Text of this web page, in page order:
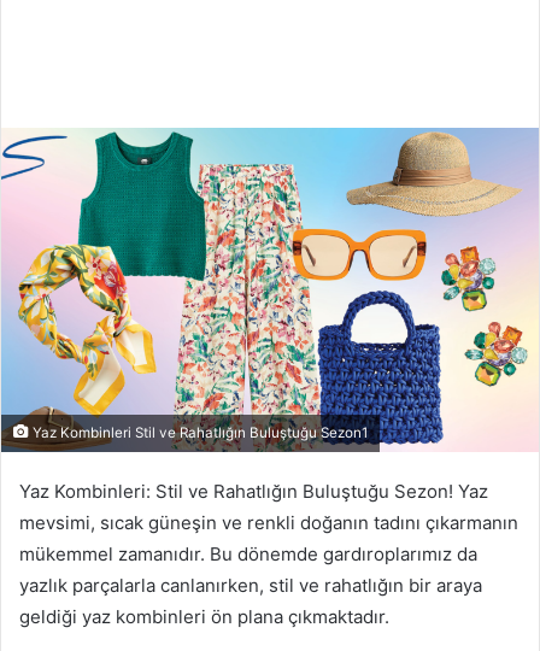
Yaz Kombinleri Stil ve Rahatlığın Buluştuğu Sezon1
Yaz Kombinleri: Stil ve Rahatlığın Buluştuğu Sezon! Yaz
mevsimi, sıcak güneşin ve renkli doğanın tadını çıkarmanın
mükemmel zamanıdır. Bu dönemde gardıroplarımız da
yazlık parçalarla canlanırken, stil ve rahatlığın bir araya
geldiği yaz kombinleri ön plana çıkmaktadır.